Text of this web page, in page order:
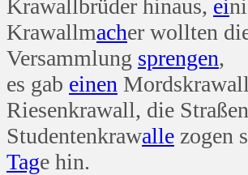
Krawallbrüder hinaus, ei
Krawallmacher wollten
Versammlung sprengen,
es gab einen
Riesenkrawall, die
Studentenkrawalle zogen
Tage hin.